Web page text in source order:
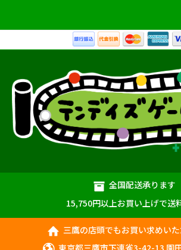
全国配送承ります
15,750円以上お買い上げで送
三鷹の店頭でもお買い求めいた
東京都三鷹市下連雀3-42-13 園